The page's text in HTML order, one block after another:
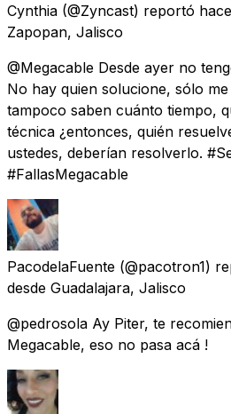
Cynthia (@Zyncast) reportó
Zapopan, Jalisco
@Megacable Desde ayer no
No hay quien solucione, sólo me
tampoco saben cuánto tiempo,
técnica ¿entonces, quién
ustedes, deberían resolverlo.
#FallasMegacable
PacodelaFuente (@pacotron1)
desde Guadalajara, Jalisco
@pedrosola Ay Piter, te
Megacable, eso no pasa acá !